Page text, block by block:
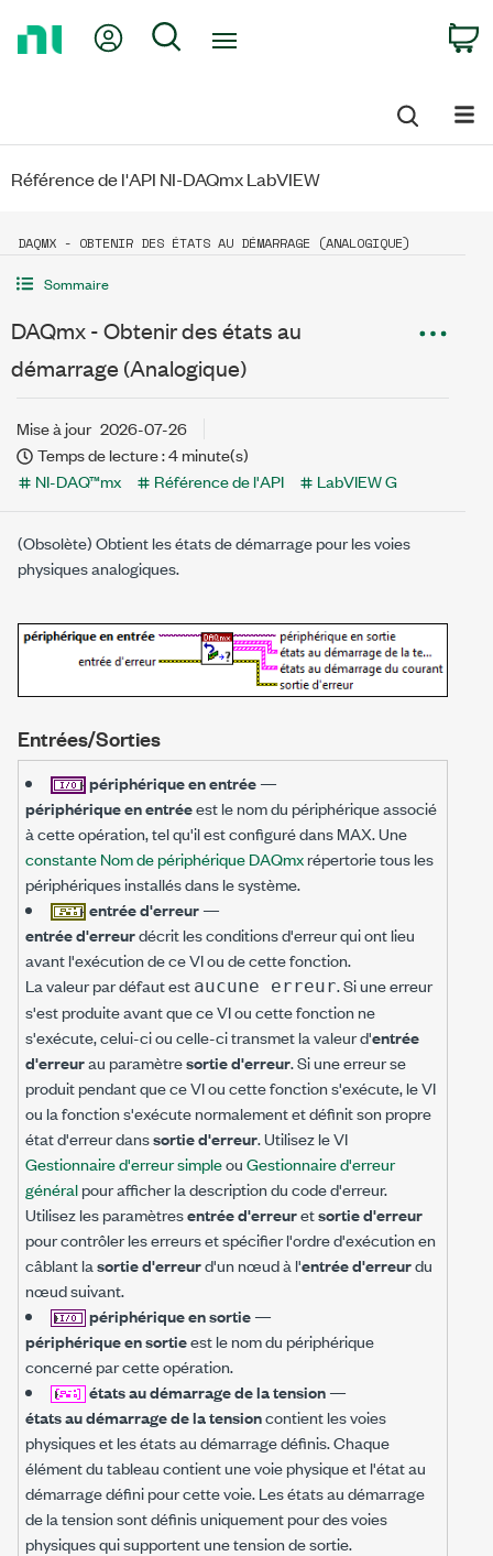
My Account
Search
Référence de l'API NI-DAQmx LabVIEW
DAQMX - OBTENIR DES ÉTATS AU DÉMARRAGE (ANALOGIQUE)
Sommaire
DAQmx - Obtenir des états au
démarrage (Analogique)
Mise à jour 2026-07-26
Temps de lecture : 4 minute(s)
NI-DAQ™mx
Référence de l'API LabVIEW G
(Obsolète) Obtient les états de démarrage pour les voies
physiques analogiques.
Entrées/Sorties
périphérique en entrée—
périphérique en entréeest le nom du périphérique associé
à cette opération, tel qu'il est configuré dans MAX. Une
constante Nom de périphérique DAQmxrépertorie tous les
périphériques installés dans le système.
entrée d'erreur—
entrée d'erreurdécrit les conditions d'erreur qui ont lieu
avant l'exécution de ce VI ou de cette fonction.
La valeur par défaut est aucune erreur. Si une erreur
s'est produite avant que ce VI ou cette fonction ne
s'exécute, celui-ci ou celle-ci transmet la valeur d'entrée
d'erreurau paramètresortie d'erreur. Si une erreur se
produit pendant que ce VI ou cette fonction s'exécute, le VI
ou la fonction s'exécute normalement et définit son propre
état d'erreur danssortie d'erreur. Utilisez le VI
Gestionnaire d'erreur simpleouGestionnaire d'erreur
généralpour afficher la description du code d'erreur.
Utilisez les paramètresentrée d'erreuretsortie d'erreur
pour contrôler les erreurs et spécifier l'ordre d'exécution en
câblant lasortie d'erreurd'un nœud à l'entrée d'erreurdu
nœud suivant.
périphérique en sortie—
périphérique en sortieest le nom du périphérique
concerné par cette opération.
états au démarrage de la tension—
états au démarrage de la tensioncontient les voies
physiques et les états au démarrage définis. Chaque
élément du tableau contient une voie physique et l'état au
démarrage défini pour cette voie. Les états au démarrage
de la tension sont définis uniquement pour des voies
physiques qui supportent une tension de sortie.